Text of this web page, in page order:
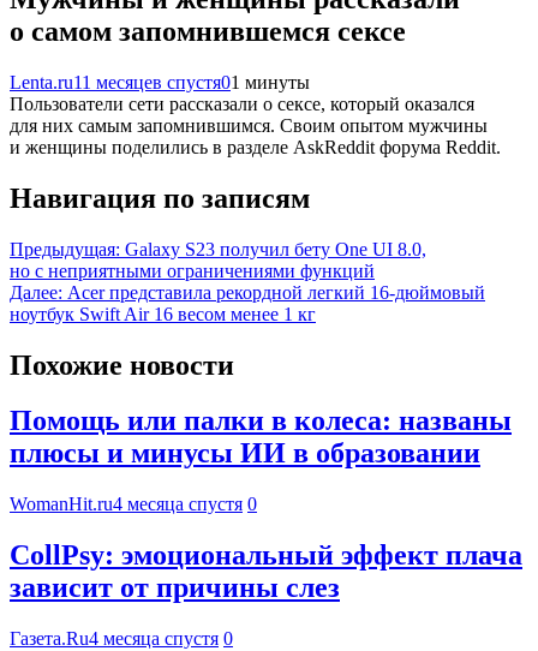
о самом запомнившемся сексе
Lenta.ru11 месяцев спустя01 минуты
Пользователи сети рассказали о сексе, который оказался
для них самым запомнившимся. Своим опытом мужчины
и женщины поделились в разделе AskReddit форума Reddit.
Навигация по записям
Предыдущая: Galaxy S23 получил бету One UI 8.0,
но с неприятными ограничениями функций
Далее: Acer представила рекордной легкий 16-дюймовый
ноутбук Swift Air 16 весом менее 1 кг
Похожие новости
Помощь или палки в колеса: названы
плюсы и минусы ИИ в образовании
WomanHit.ru4 месяца спустя 0
CollPsy: эмоциональный эффект плача
зависит от причины слез
Газета.Ru4 месяца спустя 0